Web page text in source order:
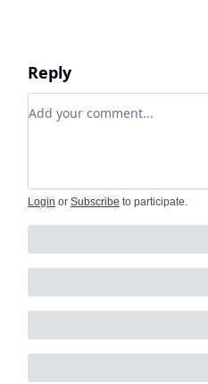
Reply
Add your comment
Login or Subscribe to participate.